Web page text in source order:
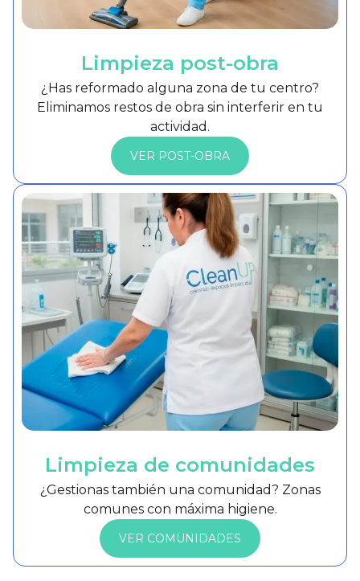
Limpieza post-obra
¿Has reformado alguna zona de tu centro?
Eliminamos restos de obra sin interferir en tu
actividad.
VER POST-OBRA
Limpieza de comunidades
¿Gestionas también una comunidad? Zonas
comunes con máxima higiene.
VER COMUNIDADES